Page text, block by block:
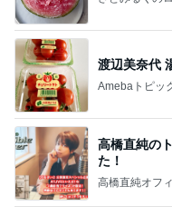
渡辺美奈代
Amebaトピッ
高橋直純の
た！
高橋直純オフ